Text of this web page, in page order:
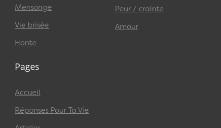
Mensonge
Vie brisée
Honte
Peur / crainte
Amour
Pages
Accueil
Réponses Pour Ta Vie